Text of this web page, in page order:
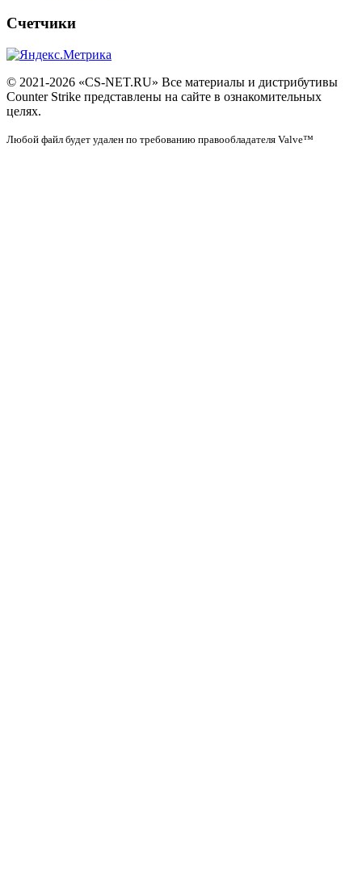
Счетчики
© 2021-2026 «CS-NET.RU» Все материалы и дистрибутивы
Counter Strike представлены на сайте в ознакомительных
целях.
Любой файл будет удален по требованию правообладателя Valve™